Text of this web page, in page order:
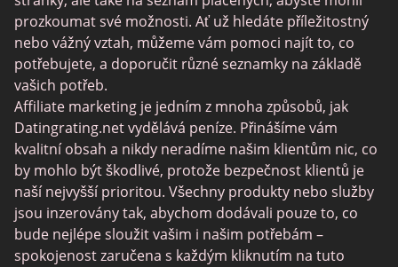
JPeopleMeet
Trans Seznamka
Senior Datování Lokalit
MyLOL
Gay Seznamka
Lesbické Seznamky
Černé Datování Lokalit
SugarDaddyMeet
prozkoumat své možnosti. Ať už hledáte příležitostný
nebo vážný vztah, můžeme vám pomoci najít to, co
potřebujete, a doporučit různé seznamky na základě
vašich potřeb.
Affiliate marketing je jedním z mnoha způsobů, jak
Datingrating.net vydělává peníze. Přinášíme vám
kvalitní obsah a nikdy neradíme našim klientům nic, co
by mohlo být škodlivé, protože bezpečnost klientů je
naší nejvyšší prioritou. Všechny produkty nebo služby
jsou inzerovány tak, abychom dodávali pouze to, co
bude nejlépe sloužit vašim i našim potřebám –
spokojenost zaručena s každým kliknutím na tuto